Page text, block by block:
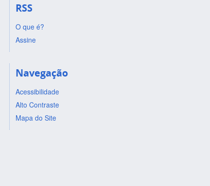
RSS
O que é?
Assine
Navegação
Acessibilidade
Alto Contraste
Mapa do Site